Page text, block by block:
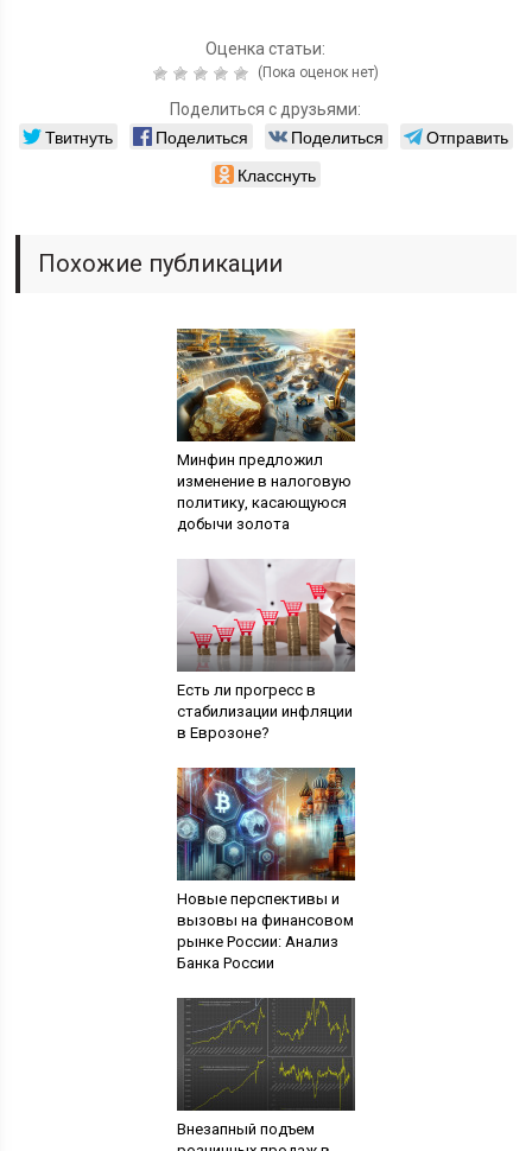
Оценка статьи:
(Пока оценок нет)
Поделиться с друзьями:
Твитнуть Поделиться Поделиться
Отправить
Класснуть
Похожие публикации
Минфин предложил
изменение в налоговую
политику, касающуюся
добычи золота
Есть ли прогресс в
стабилизации инфляции
в Еврозоне?
Новые перспективы и
вызовы на финансовом
рынке России: Анализ
Банка России
Внезапный подъем